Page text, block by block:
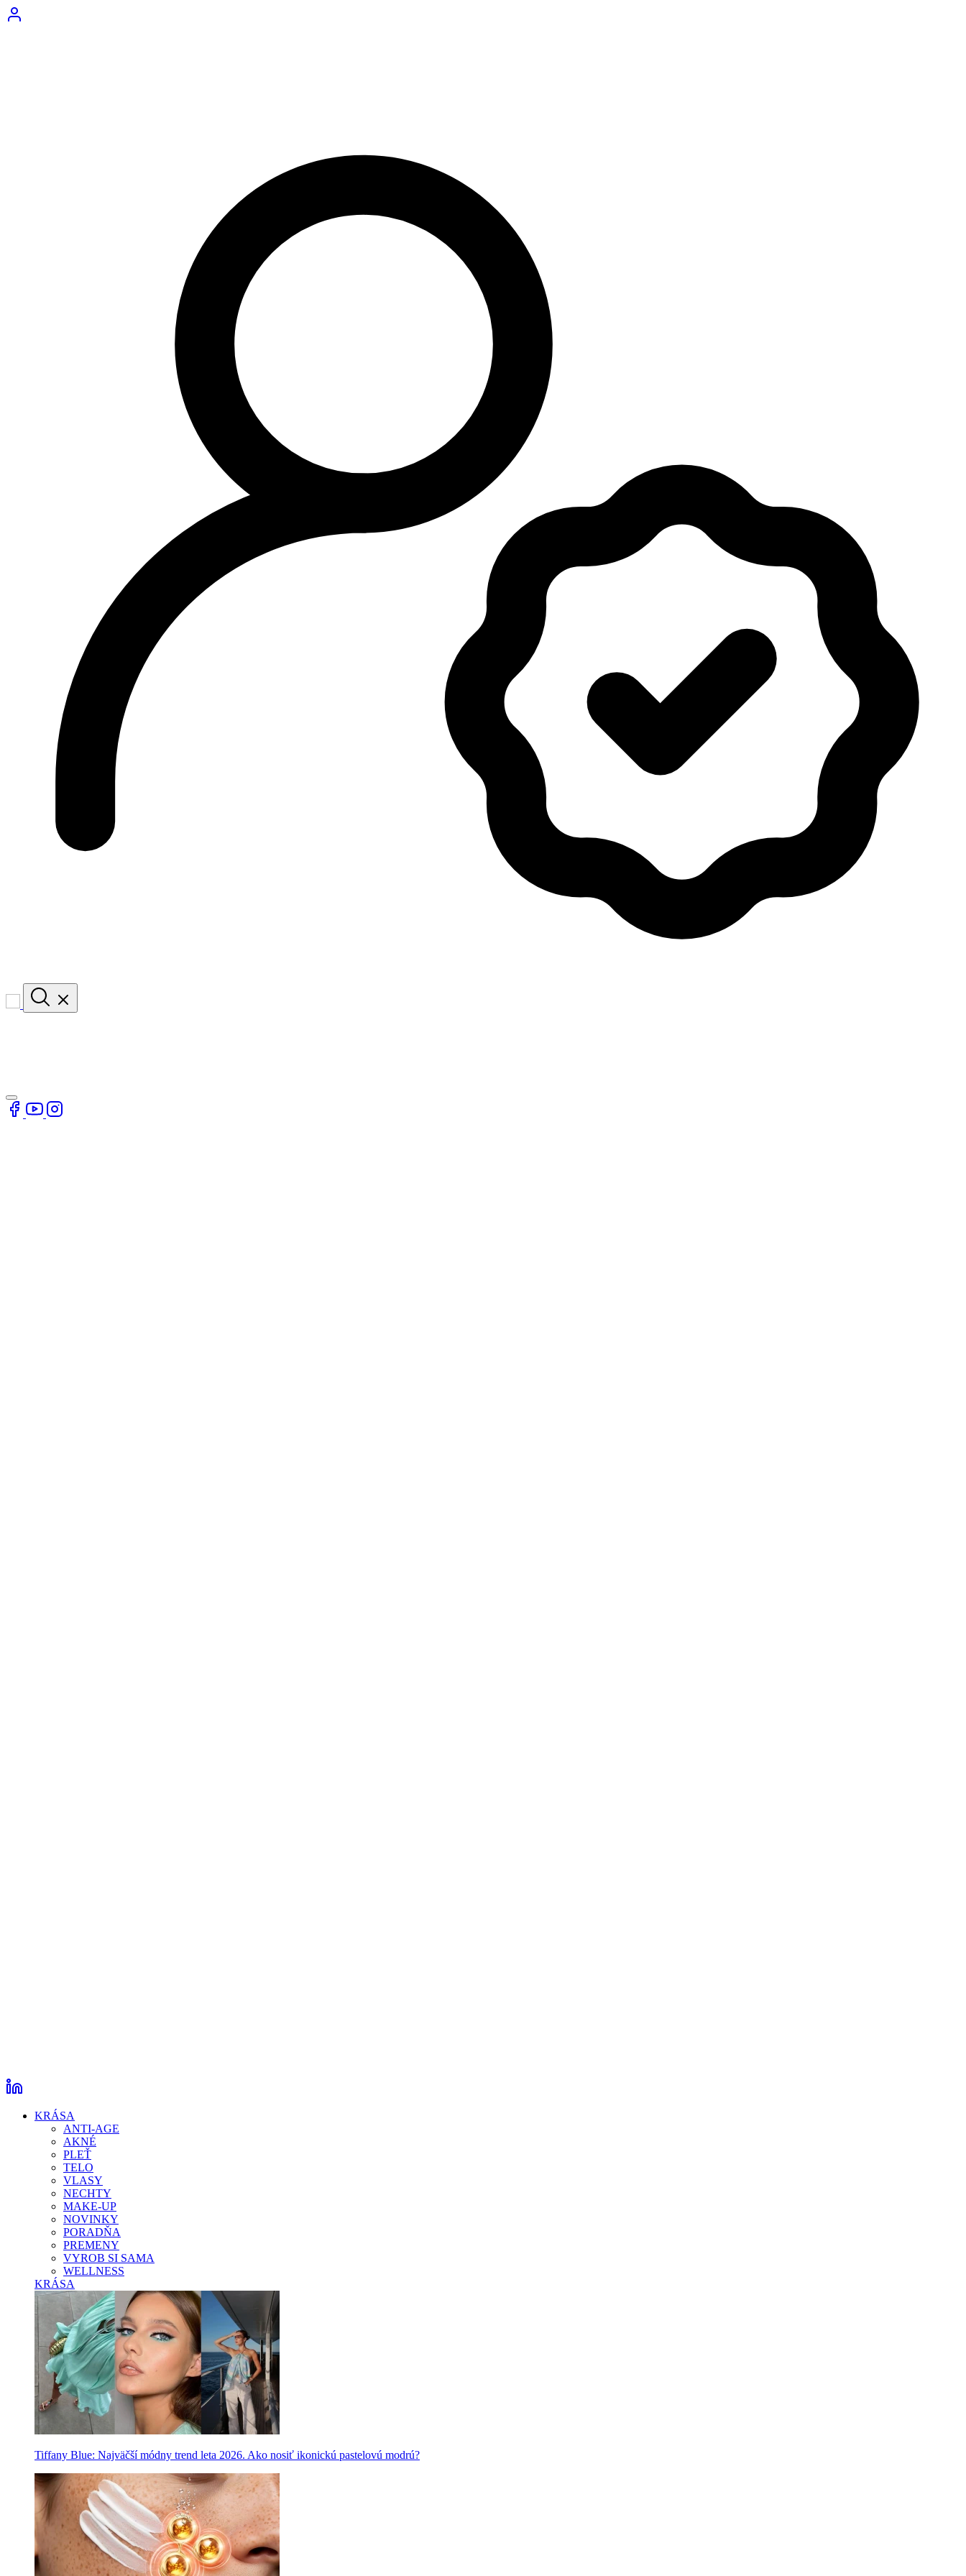
KRÁSA
ANTI-AGE
AKNÉ
PLEŤ
TELO
VLASY
NECHTY
MAKE-UP
NOVINKY
PORADŇA
PREMENY
VYROB SI SAMA
WELLNESS
KRÁSA
Tiffany Blue: Najväčší módny trend leta 2026. Ako nosiť ikonickú pastelovú modrú?